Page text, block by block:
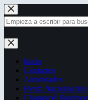
Saltar
al
contenido
Sin
resultados
Inicio
Contactos
Autoridades
Fiesta Nacional del
Chamamé: